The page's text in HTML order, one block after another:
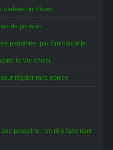
cadeau du Vivant
de poussin…
parrainée, par Emmanuelle.
la Vie choisi.
régaler mes poules
ses poussins : un rôle fascinant